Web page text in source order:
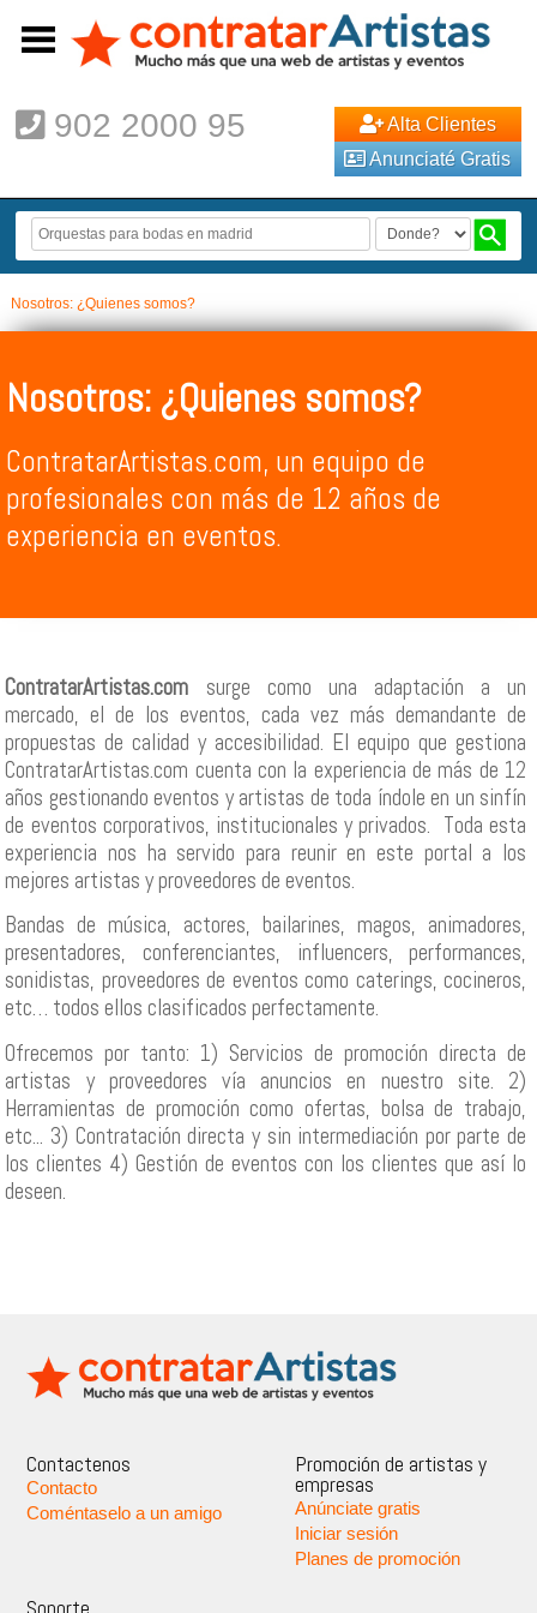
902 2000 95
Alta Clientes
Anunciaté Gratis
Nosotros: ¿Quienes somos?
Nosotros: ¿Quienes somos?
ContratarArtistas.com, un equipo de
profesionales con más de 12 años de
experiencia en eventos.
ContratarArtistas.com surge como una adaptación a un
mercado, el de los eventos, cada vez más demandante de
propuestas de calidad y accesibilidad. El equipo que gestiona
ContratarArtistas.com cuenta con la experiencia de más de 12
años gestionando eventos y artistas de toda índole en un sinfín
de eventos corporativos, institucionales y privados. Toda esta
experiencia nos ha servido para reunir en este portal a los
mejores artistas y proveedores de eventos.
Bandas de música, actores, bailarines, magos, animadores,
presentadores, conferenciantes, influencers, performances,
sonidistas, proveedores de eventos como caterings, cocineros,
etc… todos ellos clasificados perfectamente.
Ofrecemos por tanto: 1) Servicios de promoción directa de
artistas y proveedores vía anuncios en nuestro site. 2)
Herramientas de promoción como ofertas, bolsa de trabajo,
etc... 3) Contratación directa y sin intermediación por parte de
los clientes 4) Gestión de eventos con los clientes que así lo
deseen.
Contactenos
Contacto
Coméntaselo a un amigo
Promoción de artistas y
empresas
Anúnciate gratis
Iniciar sesión
Planes de promoción